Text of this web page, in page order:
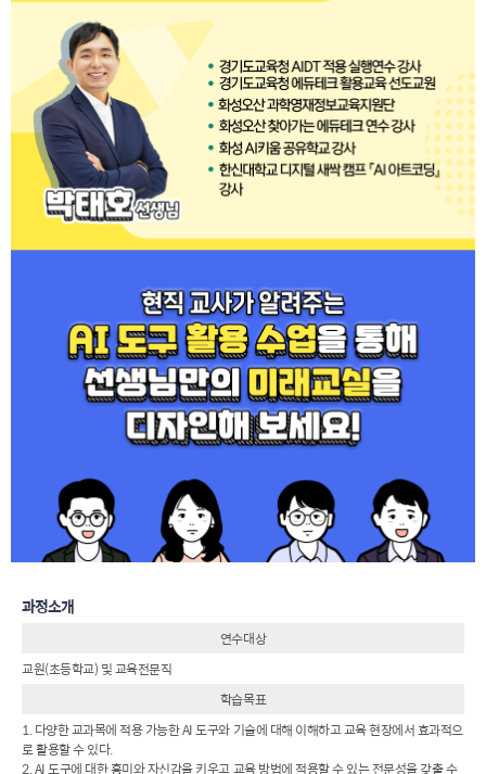
과정소개
연수대상
교원(초등학교) 및 교육전문직
학습목표
1. 다양한 교과목에 적용 가능한 AI 도구와 기술에 대해 이해하고 교육 현장에서 효과적으
로 활용할 수 있다.
2. AI 도구에 대한 흥미와 자신감을 키우고 교육 방법에 적용할 수 있는 전문성을 갖출 수